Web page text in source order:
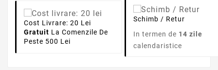
Cost Livrare: 20 Lei
Gratuit La Comenzile De
Peste 500 Lei
Schimb / Retur
In termen de 14 zile
calendaristice